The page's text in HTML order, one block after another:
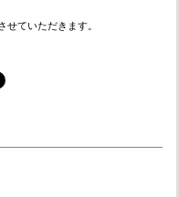
ていただきます。